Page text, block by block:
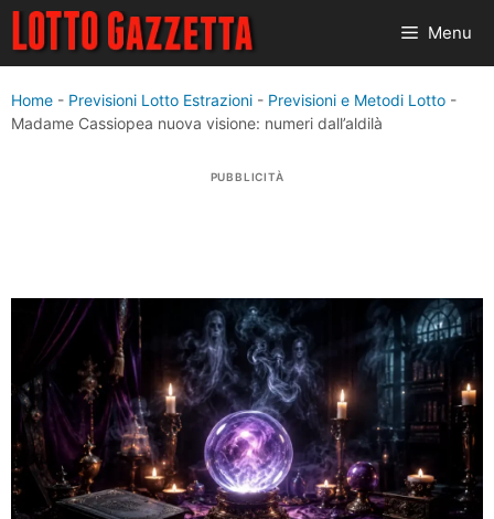
Vai
contenuto
Menu
Home - Previsioni Lotto Estrazioni - Previsioni e Metodi Lotto -
Madame Cassiopea nuova visione: numeri dall’aldilà
PUBBLICITÀ